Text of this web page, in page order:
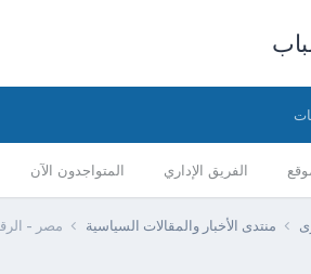
الفريق الإداري المتواجدون الآن
منتدى الأخبار والمقالات السياسية مصر - الرقابة الإدارية 4